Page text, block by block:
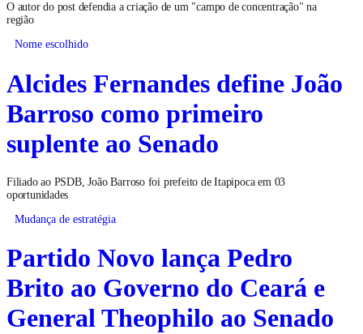
O autor do post defendia a criação de um "campo de concentração" na
região
Nome escolhido
Alcides Fernandes define João
Barroso como primeiro
suplente ao Senado
Filiado ao PSDB, João Barroso foi prefeito de Itapipoca em 03
oportunidades
Mudança de estratégia
Partido Novo lança Pedro
Brito ao Governo do Ceará e
General Theophilo ao Senado